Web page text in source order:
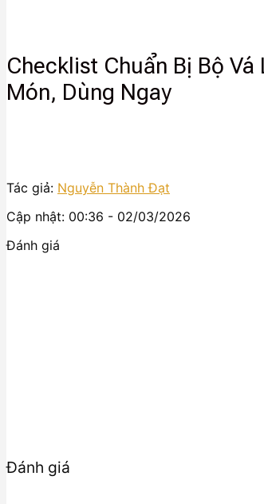
Checklist Chuẩn Bị Bộ
Món, Dùng Ngay
Tác giả: Nguyễn Thành Đạt
Cập nhật: 00:36 - 02/03/2026
Đánh giá
Đánh giá